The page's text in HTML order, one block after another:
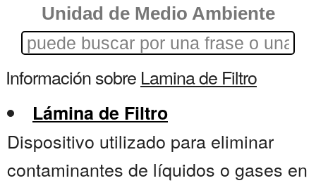
Unidad de Medio Ambiente
Información sobre Lamina de Filtro
Lámina de Filtro
Dispositivo utilizado para eliminar
contaminantes de líquidos o gases en